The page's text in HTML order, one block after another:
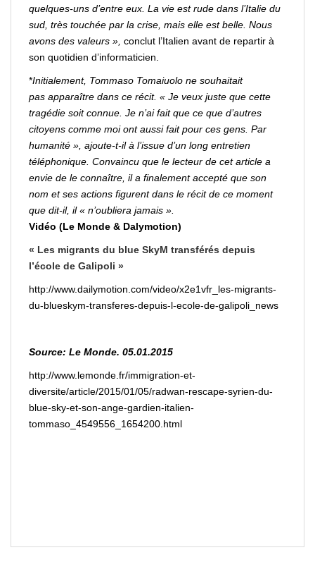
quelques-uns d’entre eux. La vie est rude dans l’Italie du
sud, très touchée par la crise, mais elle est belle. Nous
avons des valeurs », conclut l’Italien avant de repartir à
son quotidien d’informaticien.
*Initialement, Tommaso Tomaiuolo ne souhaitait
pas apparaître dans ce récit. « Je veux juste que cette
tragédie soit connue. Je n’ai fait que ce que d’autres
citoyens comme moi ont aussi fait pour ces gens. Par
humanité », ajoute-t-il à l’issue d’un long entretien
téléphonique. Convaincu que le lecteur de cet article a
envie de le connaître , il a finalement accepté que son
nom et ses actions figurent dans le récit de ce moment
que dit-il, il « n’oubliera jamais ».
Vidéo (Le Monde & Dalymotion)
« Les migrants du blue SkyM transférés depuis
l’école de Galipoli »
http://www.dailymotion.com/video/x2e1vfr_les-migrants-
du-blueskym-transferes-depuis-l-ecole-de-galipoli_news
Source: Le Monde. 05.01.2015
http://www.lemonde.fr/immigration-et-
diversite/article/2015/01/05/radwan-rescape-syrien-du-
blue-sky-et-son-ange-gardien-italien-
tommaso_4549556_1654200.html